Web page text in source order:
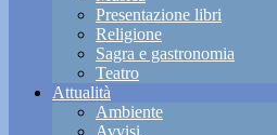
Presentazione libri
Religione
Sagra e gastronomia
Teatro
Attualità
Ambiente
Avvisi